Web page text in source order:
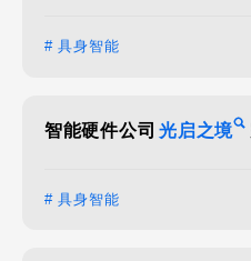
# 具身智能
智能硬件公司 光启之境
# 具身智能